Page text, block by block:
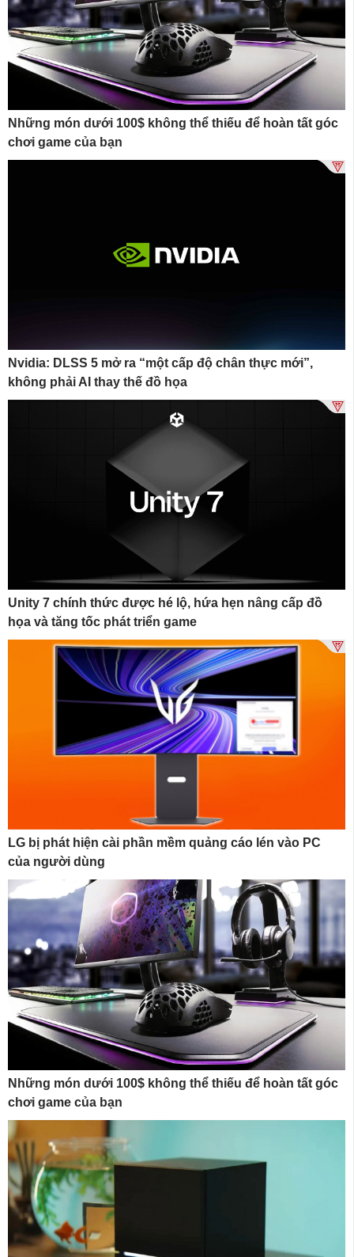
Những món dưới 100$ không thể thiếu để hoàn tất góc
chơi game của bạn
Nvidia: DLSS 5 mở ra “một cấp độ chân thực mới”,
không phải AI thay thế đồ họa
Unity 7 chính thức được hé lộ, hứa hẹn nâng cấp đồ
họa và tăng tốc phát triển game
LG bị phát hiện cài phần mềm quảng cáo lén vào PC
của người dùng
Những món dưới 100$ không thể thiếu để hoàn tất góc
chơi game của bạn